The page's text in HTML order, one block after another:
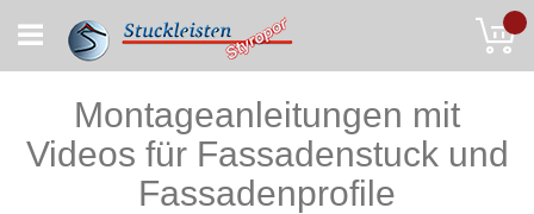
to
Content
Montageanleitungen mit
Videos für Fassadenstuck und
Fassadenprofile